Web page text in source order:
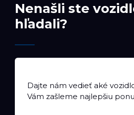
Nenašli ste
hľadali?
Dajte nám vedieť aké
Vám zašleme najlepšiu